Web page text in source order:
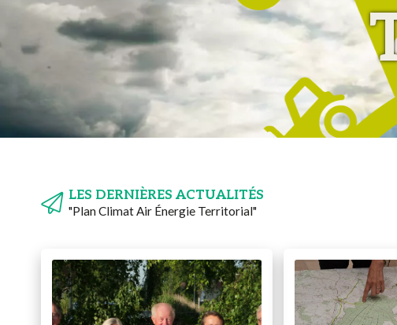
LES DERNIÈRES ACTUALITÉS
"Plan Climat Air Énergie Territorial"